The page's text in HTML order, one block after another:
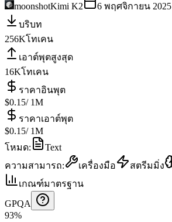
moonshotKimi K2
6 พฤศจิกายน 2025
บริบท
256Kโทเคน
เอาต์พุตสูงสุด
16Kโทเคน
ราคาอินพุต
$0.15/ 1M
ราคาเอาต์พุต
$0.15/ 1M
โหมด:
Text
ความสามารถ: เครื่องมือ สตรีมมิ่ง
เกณฑ์มาตรฐาน
GPQA
93%